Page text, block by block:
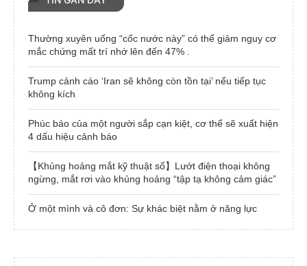
Thường xuyên uống “cốc nước này” có thể giảm nguy cơ
mắc chứng mất trí nhớ lên đến 47% .
Trump cảnh cáo ‘Iran sẽ không còn tồn tại’ nếu tiếp tục
không kích
Phúc báo của một người sắp cạn kiệt, cơ thể sẽ xuất hiện
4 dấu hiệu cảnh báo
【Khủng hoảng mắt kỹ thuật số】Lướt điện thoại không
ngừng, mắt rơi vào khủng hoảng “tập tạ không cảm giác”
Ở một mình và cô đơn: Sự khác biệt nằm ở năng lực